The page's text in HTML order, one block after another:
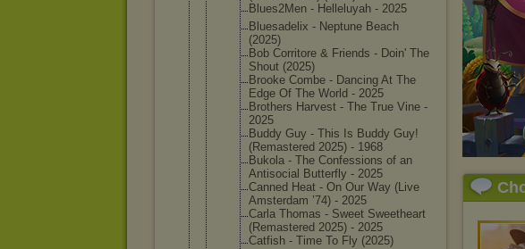
Pełną
http://chomikuj.pl/
Blues2Men - Helleluyah - 2025
Bluesade lix - Neptune Beach
(2025)
Bob Corritore & Friends - Doin' The
Shout (2025)
Brooke Combe - Dancing At The
Edge Of The World - 2025
Brothers Harvest - The True Vine -
2025
Buddy Guy - This Is Buddy Guy!
(Remastered 2025) - 1968
Bukola - The Confessions of an
Antisocial Butterfl y - 2025
Canned Heat - On Our Way (Live
Amsterdam ’74) - 2025
Carla Thomas - Sweet Sweetheart
(Remastered 2025) - 2025
Catfish - Time To Fly (2025)